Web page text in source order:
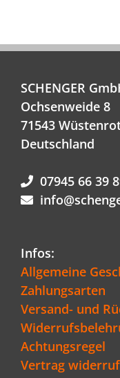
SCHENGER
Ochsenweide 8
71543
Deutschland
07945 66 39
Infos:
Allgemeine
Zahlungsarten
Versand- und
Achtungsregel
Vertrag